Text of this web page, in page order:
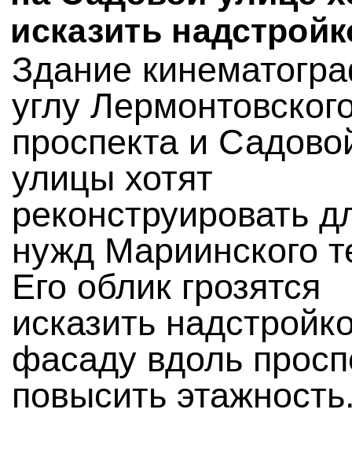
исказить
Здание
углу
проспекта и
улицы хотят
реконструировать
нужд Мариинского
Его облик грозятся
исказить
фасаду вдоль
повысить